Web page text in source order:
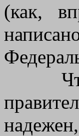
(как,
Что